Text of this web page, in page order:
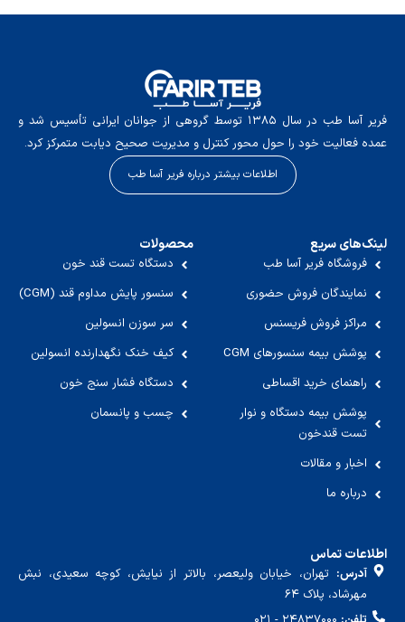
فریر آسا طب در سال ۱۳۸۵ توسط گروهی از جوانان ایرانی تأسیس شد و
عمده فعالیت خود را حول محور کنترل و مدیریت صحیح دیابت متمرکز کرد.
اطلاعات بیشتر درباره فریر آسا طب
لینک‌های سریع
فروشگاه فریر آسا طب
نمایندگان فروش حضوری
مراکز فروش فریسنس
پوشش بیمه سنسورهای CGM
راهنمای خرید اقساطی
پوشش بیمه دستگاه و نوار
تست قندخون
اخبار و مقالات
درباره ما
محصولات
دستگاه تست قند خون
سنسور پایش مداوم قند (CGM)
سر سوزن انسولین
کیف خنک نگهدارنده انسولین
دستگاه فشار سنج خون
چسب و پانسمان
اطلاعات تماس
آدرس: تهران، خیابان ولیعصر، بالاتر از نیایش، کوچه سعیدی، نبش
مهرشاد، پلاک ۶۴